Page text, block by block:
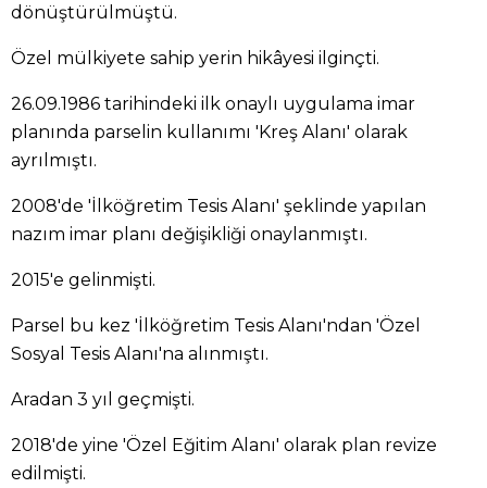
dönüştürülmüştü.
Özel mülkiyete sahip yerin hikâyesi ilginçti.
26.09.1986 tarihindeki ilk onaylı uygulama imar
planında parselin kullanımı 'Kreş Alanı' olarak
ayrılmıştı.
2008'de 'İlköğretim Tesis Alanı' şeklinde yapılan
nazım imar planı değişikliği onaylanmıştı.
2015'e gelinmişti.
Parsel bu kez 'İlköğretim Tesis Alanı'ndan 'Özel
Sosyal Tesis Alanı'na alınmıştı.
Aradan 3 yıl geçmişti.
2018'de yine 'Özel Eğitim Alanı' olarak plan revize
edilmişti.